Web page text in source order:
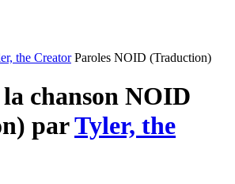
the Creator Paroles NOID (Traduction)
chanson NOID
parTyler, the